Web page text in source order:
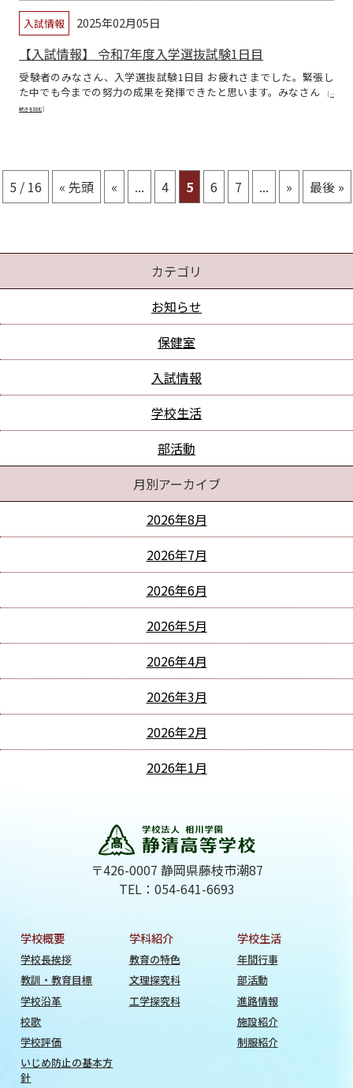
入試情報 2025年02月05日
【入試情報】 令和7年度入学選抜試験1日目
受験者のみなさん、入学選抜試験1日目 お疲れさまでした。緊張し
た中でも今までの努力の成果を発揮できたと思います。みなさん
[…
続きを読む]
5 / 16 « 先頭 « ... 4 5 6 7 ... » 最後 »
カテゴリ
お知らせ
保健室
入試情報
学校生活
部活動
月別アーカイブ
2026年8月
2026年7月
2026年6月
2026年5月
2026年4月
2026年3月
2026年2月
2026年1月
〒426-0007 静岡県藤枝市潮87
TEL：054-641-6693
学校概要
学校長挨拶
教訓・教育目標
学校沿革
校歌
学校評価
いじめ防止の基本方
針
学科紹介
教育の特色
文理探究科
工学探究科
学校生活
年間行事
部活動
進路情報
施設紹介
制服紹介